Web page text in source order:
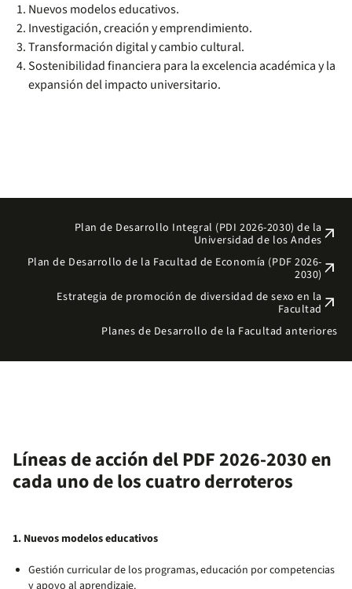
Nuevos modelos educativos.
Investigación, creación y emprendimiento.
Transformación digital y cambio cultural.
Sostenibilidad financiera para la excelencia académica y la
expansión del impacto universitario.
Plan de Desarrollo Integral (PDI 2026-2030) de la
Universidad de los Andes arrow_outward
Plan de Desarrollo de la Facultad de Economía (PDF 2026-
2030) arrow_outward
Estrategia de promoción de diversidad de sexo en la
Facultad arrow_outward
Planes de Desarrollo de la Facultad anteriores
Líneas de acción del PDF 2026-2030 en
cada uno de los cuatro derroteros
1. Nuevos modelos educativos
Gestión curricular de los programas, educación por competencias